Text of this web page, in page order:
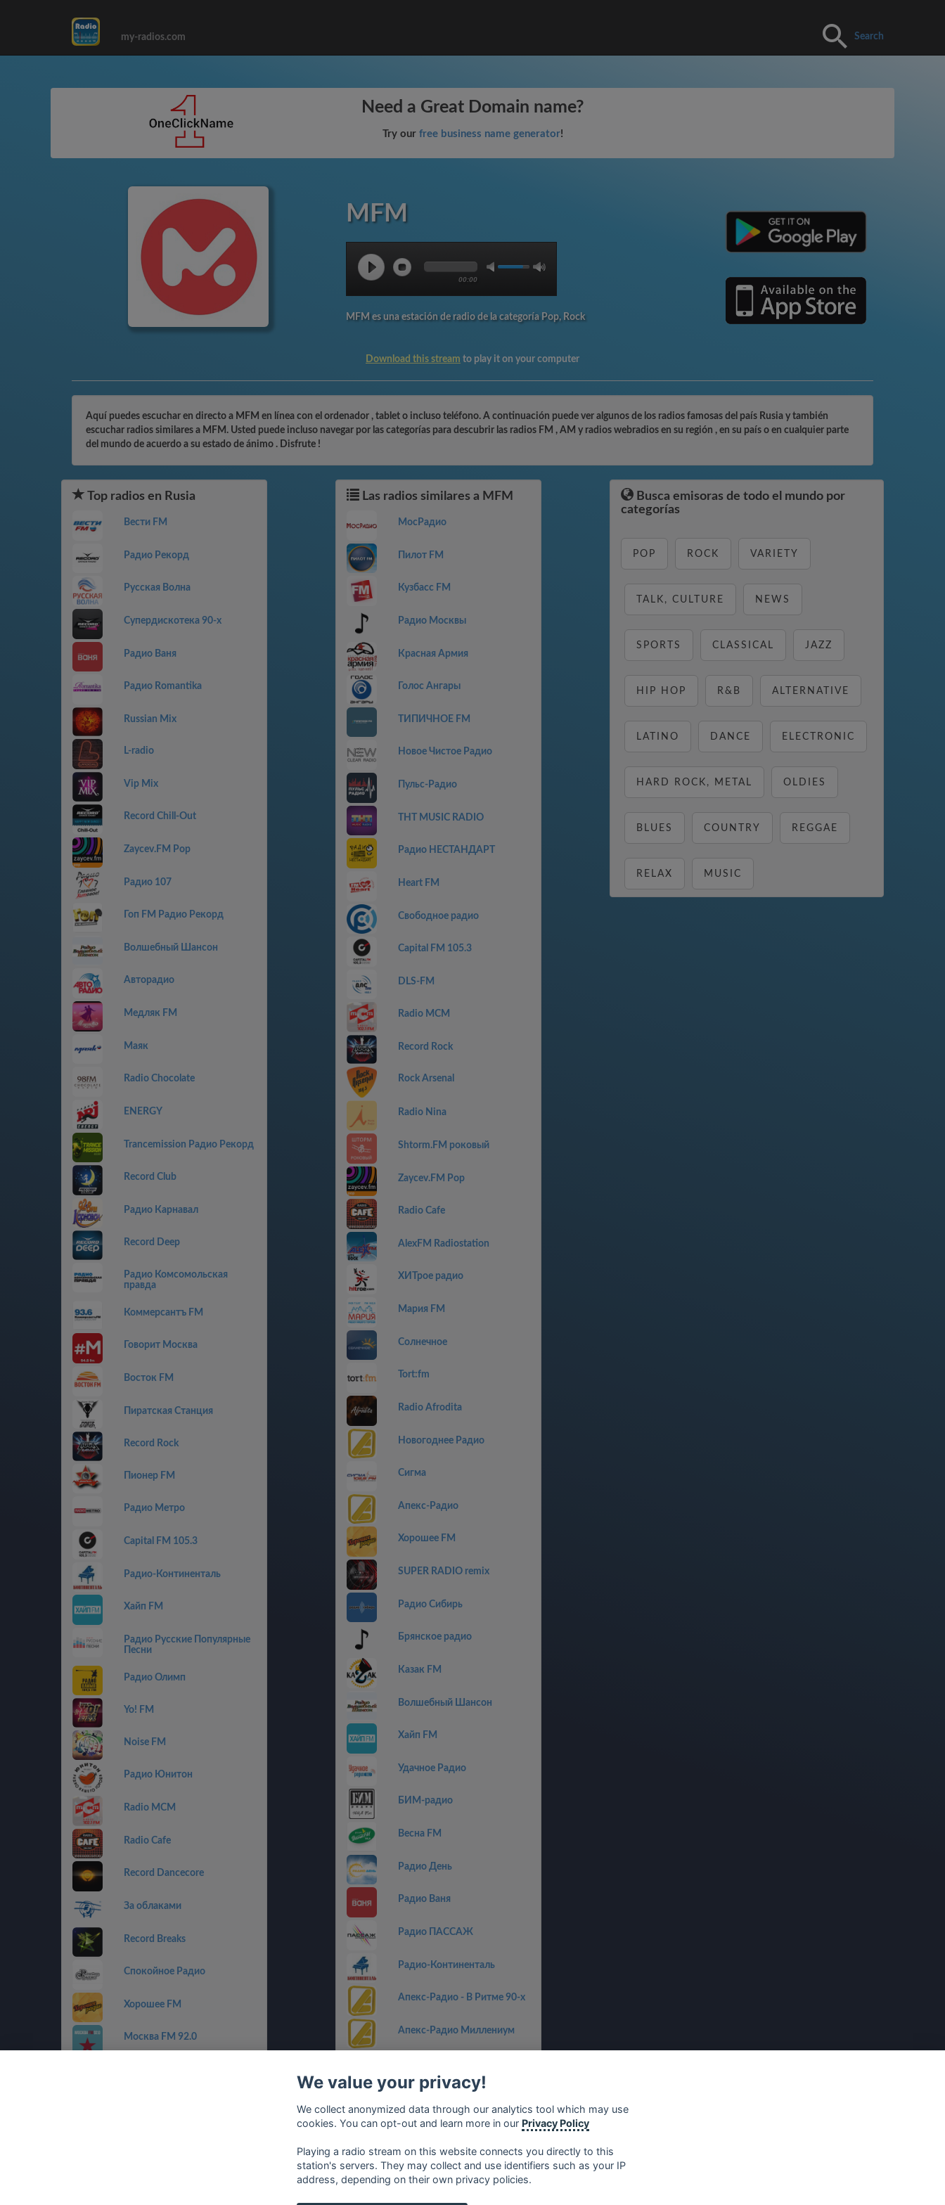
my-radios.com Search
Need a Great Domain name?
Try our free business name generator!
MFM
00:00
MFM es una estación de radio de la categoría Pop, Rock
Download this stream to play it on your computer
Aquí puedes escuchar en directo a MFM en línea con el ordenador , tablet o incluso teléfono. A continuación puede ver algunos de los radios famosas del país Rusia y también
escuchar radios similares a MFM. Usted puede incluso navegar por las categorías para descubrir las radios FM , AM y radios webradios en su región , en su país o en cualquier parte
del mundo de acuerdo a su estado de ánimo . Disfrute !
Top radios en Rusia
Вести FM
Радио Рекорд
Русская Волна
Супердискотека 90-х
Радио Ваня
Радио Romantika
Russian Mix
L-radio
Vip Mix
Record Chill-Out
Zaycev.FM Pop
Радио 107
Гоп FM Радио Рекорд
Волшебный Шансон
Авторадио
Медляк FM
Маяк
Radio Chocolate
ENERGY
Trancemission Радио Рекорд
Record Club
Радио Карнавал
Record Deep
Радио Комсомольская
правда
Коммерсантъ FM
Говорит Москва
Восток FM
Пиратская Станция
Record Rock
Пионер FM
Радио Метро
Capital FM 105.3
Радио-Континенталь
Хайп FM
Радио Русские Популярные
Песни
Радио Олимп
Yo! FM
Noise FM
Радио Юнитон
Radio MCM
Radio Cafe
Record Dancecore
За облаками
Record Breaks
Спокойное Радио
Хорошее FM
Москва FM 92.0
Las radios similares a MFM
МосРадио
Пилот FM
Кузбасс FM
Радио Москвы
Красная Армия
Голос Ангары
ТИПИЧНОЕ FM
Новое Чистое Радио
Пульс-Радио
THT MUSIC RADIO
Радио НЕСТАНДАРТ
Heart FM
Свободное радио
Capital FM 105.3
DLS-FM
Radio MCM
Record Rock
Rock Arsenal
Radio Nina
Shtorm.FM роковый
Zaycev.FM Pop
Radio Cafe
AlexFM Radiostation
ХИТрое радио
Мария FM
Солнечное
Tort:fm
Radio Afrodita
Новогоднее Радио
Сигма
Апекс-Радио
Хорошее FM
SUPER RADIO remix
Радио Сибирь
Брянское радио
Казак FM
Волшебный Шансон
Хайп FM
Удачное Радио
БИМ-радио
Весна FM
Радио День
Радио Ваня
Радио ПАССАЖ
Радио-Континенталь
Апекс-Радио - В Ритме 90-х
Апекс-Радио Миллениум
Радио Трасса
Busca emisoras de todo el mundo por
categorías
POP ROCK VARIETY
TALK, CULTURE NEWS
SPORTS CLASSICAL JAZZ
HIP HOP R&B ALTERNATIVE
LATINO DANCE ELECTRONIC
HARD ROCK, METAL OLDIES
BLUES COUNTRY REGGAE
RELAX MUSIC
We value your privacy!
We collect anonymized data through our analytics tool which may use
cookies. You can opt-out and learn more in our Privacy Policy
Playing a radio stream on this website connects you directly to this
station's servers. They may collect and use identifiers such as your IP
address, depending on their own privacy policies.